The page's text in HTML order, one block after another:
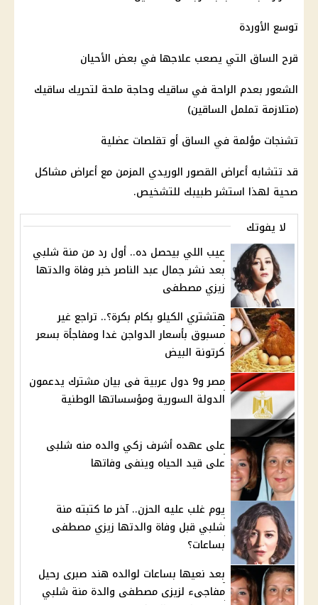
توسع الأوردة
قرح الساق التي يصعب علاجها في بعض الأحيان
الشعور بعدم الراحة في ساقيك وحاجة ملحة لتحريك ساقيك
(متلازمة تململ الساقين)
تشنجات مؤلمة في الساق أو تقلصات عضلية
قد تتشابه أعراض القصور الوريدي المزمن مع أعراض مشاكل
صحية لهذا استشر طبيبك للتشخيص.
لا يفوتك
عيب اللي بيحصل ده.. أول رد من منة شلبي
بعد نشر جمال عبد الناصر خبر وفاة والدتها
زيزي مصطفى
هتشتري الكيلو بكام بكرة؟.. تراجع غير
مسبوق بأسعار الدواجن غدا ومفاجأة بسعر
كرتونة البيض
مصر و9 دول عربية فى بيان مشترك يدعمون
الدولة السورية ومؤسساتها الوطنية
على عهده أشرف زكي والده منه شلبى
على قيد الحياه وينفى وفاتها
يوم غلب عليه الحزن.. آخر ما كتبته منة
شلبي قبل وفاة والدتها زيزي مصطفى
بساعات؟
بعد نعيها بساعات لوالده هند صبرى رحيل
مفاجىء لزيزى مصطفى والدة منة شلبي